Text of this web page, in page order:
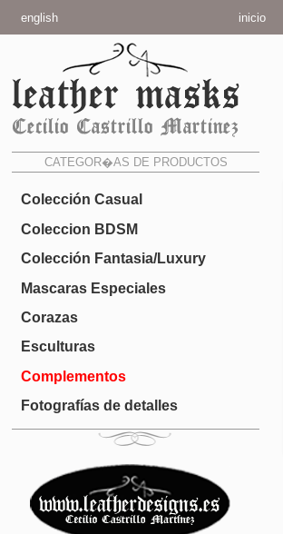
english inicio
CATEGOR�AS DE PRODUCTOS
Colección Casual
Coleccion BDSM
Colección Fantasia/Luxury
Mascaras Especiales
Corazas
Esculturas
Complementos
Fotografías de detalles